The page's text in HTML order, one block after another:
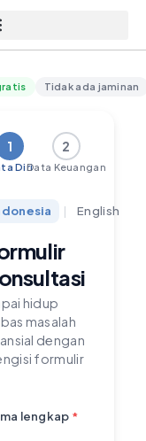
Tidak ada jaminan
1
Diri
2
Data Keuangan
hidup
masalah
dengan
formulir
| English
lengkap *